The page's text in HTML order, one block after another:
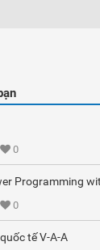
0
Programming
0
tế V-A-A